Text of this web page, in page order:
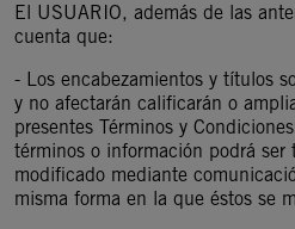
El USUARIO, además de las
cuenta que:
- Los encabezamientos y títulos
y no afectarán calificarán o
presentes Términos y
términos o información podrá ser
modificado mediante
misma forma en la que éstos se